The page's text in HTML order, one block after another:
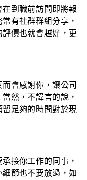
到職前訪問即將報
有社群群組分享，
價也就會越好，更
會感謝你，讓公司
然，不諱言的說，
足夠的時間對於現
接你工作的同事，
節也不要放過，如